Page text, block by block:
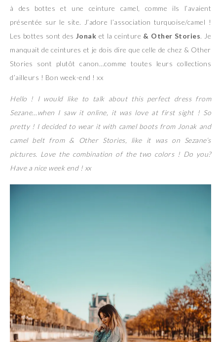
à des bottes et une ceinture camel, comme ils l’avaient
présentée sur le site. J’adore l’association turquoise/camel !
Les bottes sont des Jonak et la ceinture & Other Stories. Je
manquait de ceintures et je dois dire que celle de chez & Other
Stories sont plutôt canon…comme toutes leurs collections
d’ailleurs ! Bon week-end ! xx
Hello ! I would like to talk about this perfect dress from
Sezane…when I saw it online, it was love at first sight ! So
pretty ! I decided to wear it with camel boots from Jonak and
camel belt from & Other Stories, like it was on Sezane’s
pictures. Love the combination of the two colors ! Do you?
Have a nice week end ! xx